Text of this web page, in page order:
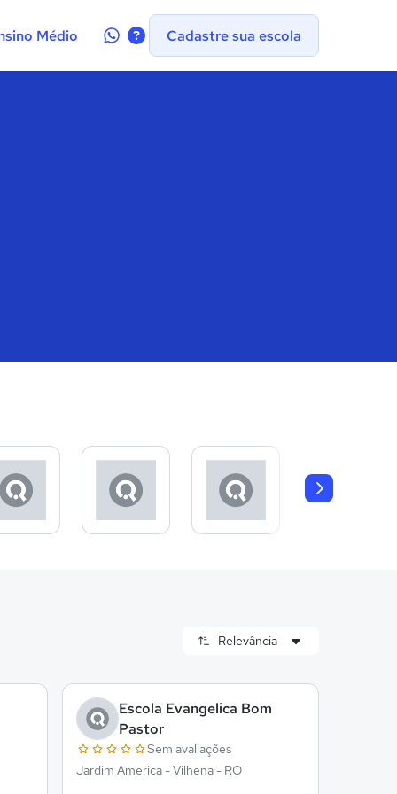
Médio
Contate-
no
Cadastre sua escola
Escola Evangelica Bom
Pastor
Sem avaliações
Jardim America - Vilhena - RO